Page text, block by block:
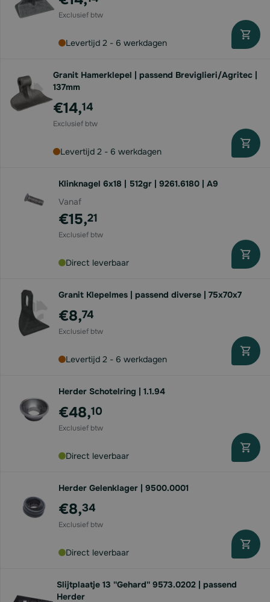
Levertijd 2 - 6 werkdagen
Granit Hamerklepel | passend Breviglieri/Agritec |
137mm
€14,14
Levertijd 2 - 6 werkdagen
Klinknagel 6x18 | 512gr | 9261.6180 | A9
Vanaf
€15,21
Direct leverbaar
Granit Klepelmes | passend diverse | 75x70x7
€8,74
Levertijd 2 - 6 werkdagen
Herder Schotelring | 1.1.94
€48,10
Direct leverbaar
Herder Gelenklager | 9500.0001
€8,34
Direct leverbaar
Slijtplaatje 13 ''Gehard'' 9573.0202 | passend
Herder